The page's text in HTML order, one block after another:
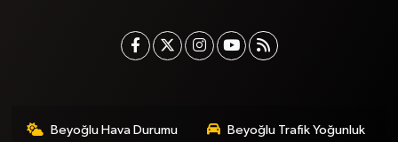
Beyoğlu Hava Durumu
Beyoğlu Trafik Yoğunluk